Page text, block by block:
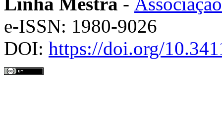
e-ISSN: 1980-9026
DOI: https://doi.org/